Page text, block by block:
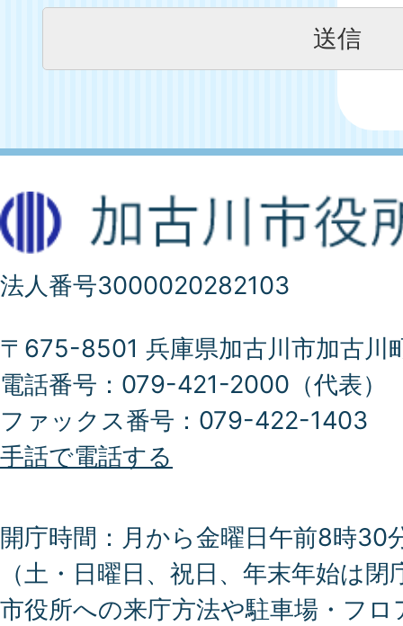
法人番号3000020282103
〒675-8501 兵庫県加古川市加古川
電話番号：079-421-2000（代表）
ファックス番号：079-422-1403
手話で電話する
開庁時間：月から金曜日午前8時30
（土・日曜日、祝日、年末年始は閉
市役所への来庁方法や駐車場・フ